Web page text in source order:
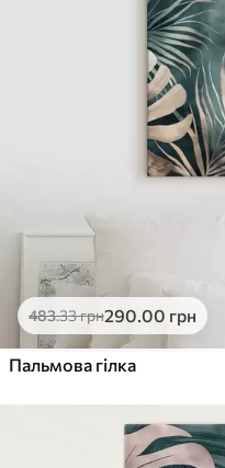
483.33грн290.00 грн
Пальмова гілка